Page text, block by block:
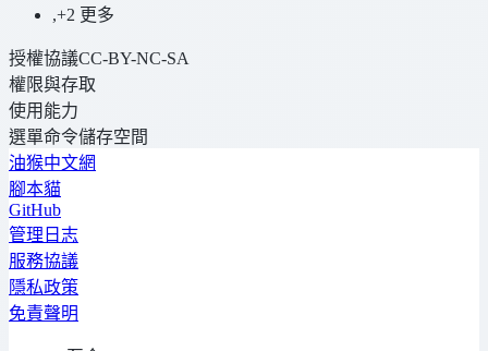
,+2 更多
授權協議CC-BY-NC-SA
權限與存取
使用能力
選單命令儲存空間
油猴中文網
腳本貓
GitHub
管理日志
服務協議
隱私政策
免責聲明